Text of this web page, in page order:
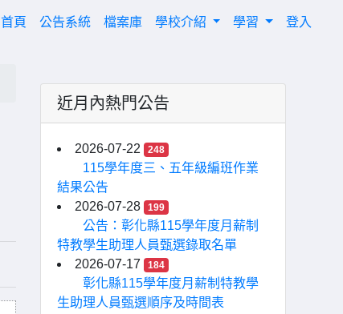
首頁(current)
公告系統 檔案庫 學校介紹 學習 登入
近月內熱門公告
2026-07-22 248
115學年度三、五年級編班作業
結果公告
2026-07-28
199
公告：彰化縣115學年度月薪制
特教學生助理人員甄選錄取名單
2026-07-17
184
彰化縣115學年度月薪制特教學
生助理人員甄選順序及時間表